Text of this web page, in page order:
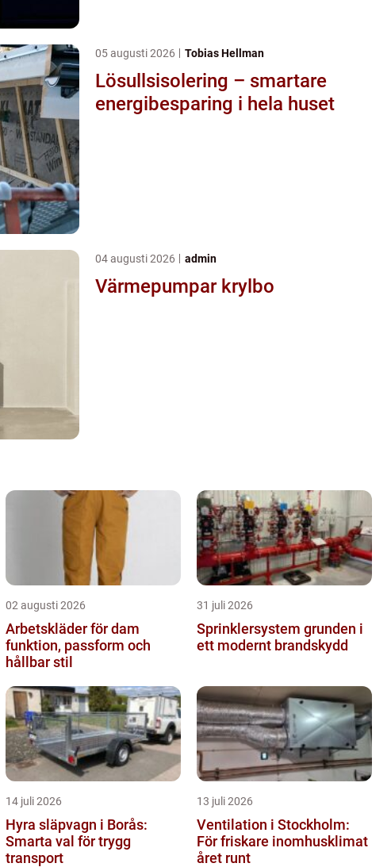
05 augusti 2026 Tobias Hellman
Lösullsisolering – smartare
energibesparing i hela huset
04 augusti 2026 admin
Värmepumpar krylbo
02 augusti 2026
Arbetskläder för dam
funktion, passform och
hållbar stil
31 juli 2026
Sprinklersystem grunden i
ett modernt brandskydd
14 juli 2026
Hyra släpvagn i Borås:
Smarta val för trygg
transport
13 juli 2026
Ventilation i Stockholm:
För friskare inomhusklimat
året runt